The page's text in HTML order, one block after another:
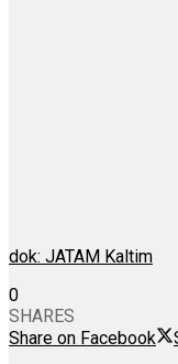
dok: JATAM Kaltim
0
SHARES
Share on Facebook